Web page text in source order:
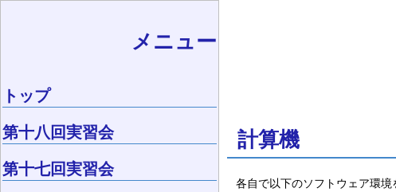
計算機
各自で以下のソフトウェア環
メニュー
トップ
第十八回実習会
第十七回実習会